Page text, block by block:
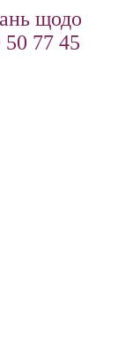
щодо
50 77 45